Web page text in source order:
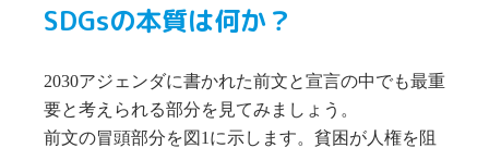
SDGsの本質は何か？
2030アジェンダに書かれた前文と宣言の中でも最重
要と考えられる部分を見てみましょう。
前文の冒頭部分を図1に示します。貧困が人権を阻